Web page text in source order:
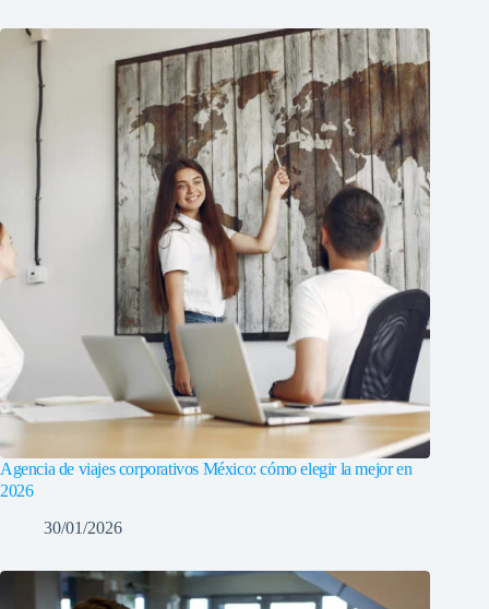
Agencia de viajes corporativos México: cómo elegir la mejor en
2026
30/01/2026